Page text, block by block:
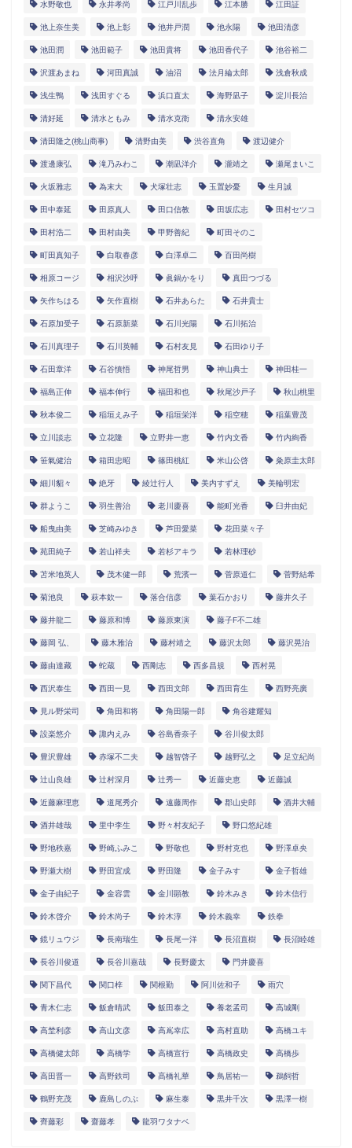
水野敬也 永井孝尚 江戸川乱歩 江本勝 江田証
池上奈生美 池上彰 池井戸潤 池永陽 池田清彦
池田潤 池田範子 池田貴将 池田香代子 池谷裕二
沢渡あまね 河田真誠 油沼 法月綸太郎 浅倉秋成
浅生鴨 浅田すぐる 浜口直太 海野凪子 淀川長治
清好延 清水ともみ 清水克衛 清永安雄
清田隆之(桃山商事) 清野由美 渋谷直角 渡辺健介
渡邊康弘 滝乃みわこ 潮凪洋介 瀧靖之 瀬尾まいこ
火坂雅志 為末大 犬塚壮志 玉置妙憂 生月誠
田中泰延 田原真人 田口信教 田坂広志 田村セツコ
田村浩二 田村由美 甲野善紀 町田そのこ
町田真知子 白取春彦 白澤卓二 百田尚樹
相原コージ 相沢沙呼 眞鍋かをり 真田つづる
矢作ちはる 矢作直樹 石井あらた 石井貴士
石原加受子 石原新菜 石川光陽 石川拓治
石川真理子 石川英輔 石村友見 石田ゆり子
石田章洋 石谷慎悟 神尾哲男 神山典士 神田桂一
福島正伸 福本伸行 福田和也 秋尾沙戸子 秋山桃里
秋本俊二 稲垣えみ子 稲垣栄洋 稲空穂 稲葉豊茂
立川談志 立花隆 立野井一恵 竹内文香 竹内絢香
笹氣健治 箱田忠昭 篠田桃紅 米山公啓 粂原圭太郎
細川貂々 絶牙 綾辻行人 美内すずえ 美輪明宏
群ようこ 羽生善治 老川慶喜 能町光香 臼井由妃
船曳由美 芝崎みゆき 芦田愛菜 花田菜々子
苑田純子 若山祥夫 若杉アキラ 若林理砂
苫米地英人 茂木健一郎 荒濱一 菅原道仁 菅野結希
菊池良 萩本欽一 落合信彦 葉石かおり 藤井久子
藤井龍二 藤原和博 藤原東演 藤子F不二雄
藤岡 弘、 藤木雅治 藤村靖之 藤沢太郎 藤沢晃治
藤由達藏 蛇蔵 西剛志 西多昌規 西村晃
西沢泰生 西田一見 西田文郎 西田育生 西野亮廣
見ル野栄司 角田和将 角田陽一郎 角谷建耀知
設楽悠介 諏内えみ 谷島香奈子 谷川俊太郎
豊沢豊雄 赤塚不二夫 越智啓子 越野弘之 足立紀尚
辻山良雄 辻村深月 辻秀一 近藤史恵 近藤誠
近藤麻理恵 道尾秀介 遠藤周作 郡山史郎 酒井大輔
酒井雄哉 里中李生 野々村友紀子 野口悠紀雄
野地秩嘉 野崎ふみこ 野敬也 野村克也 野澤卓央
野瀬大樹 野田宜成 野田隆 金子みすゞ 金子哲雄
金子由紀子 金容雲 金川顕教 鈴木みき 鈴木信行
鈴木啓介 鈴木尚子 鈴木淳 鈴木義幸 鉄拳
鏡リュウジ 長南瑞生 長尾一洋 長沼直樹 長沼睦雄
長谷川俊道 長谷川嘉哉 長野慶太 門井慶喜
関下昌代 関口梓 関根勤 阿川佐和子 雨穴
青木仁志 飯倉晴武 飯田泰之 養老孟司 高城剛
高埜利彦 高山文彦 高嶌幸広 高村直助 高橋ユキ
高橋健太郎 高橋学 高橋宣行 高橋政史 高橋歩
高田晋一 高野鉄司 髙橋礼華 鳥居祐一 鵜飼哲
鶴野充茂 鹿島しのぶ 麻生泰 黒井千次 黒澤一樹
齊藤彩 齋藤孝 龍羽ワタナベ